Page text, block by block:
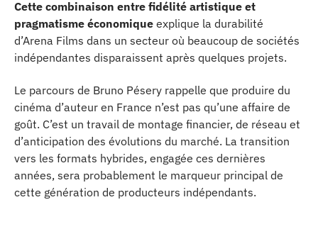
Cette combinaison entre fidélité artistique et
pragmatisme économique explique la durabilité
d’Arena Films dans un secteur où beaucoup de sociétés
indépendantes disparaissent après quelques projets.
Le parcours de Bruno Pésery rappelle que produire du
cinéma d’auteur en France n’est pas qu’une affaire de
goût. C’est un travail de montage financier, de réseau et
d’anticipation des évolutions du marché. La transition
vers les formats hybrides, engagée ces dernières
années, sera probablement le marqueur principal de
cette génération de producteurs indépendants.